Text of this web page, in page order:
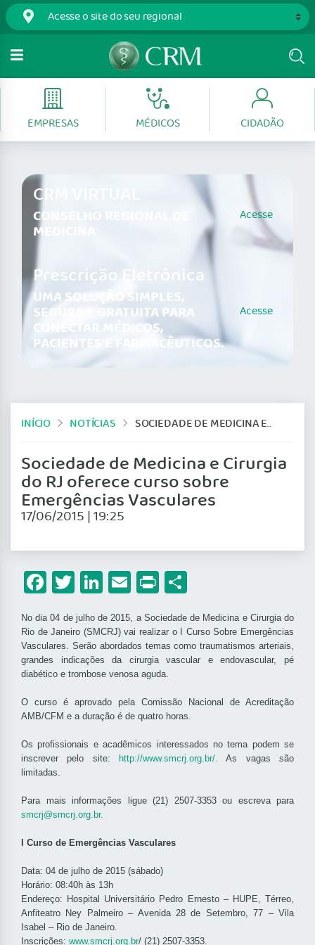
EMPRESAS MÉDICOS CIDADÃO
CRM VIRTUAL
CONSELHO REGIONAL DE
MEDICINA
Acesse
Prescrição Eletrônica
UMA SOLUÇÃO SIMPLES,
SEGURA E GRATUITA PARA
CONECTAR MÉDICOS,
PACIENTES E FARMACÊUTICOS.
Acesse
INÍCIO NOTÍCIAS SOCIEDADE DE MEDICINA E CIRURGIA DO RJ OFERECE CURSO SOBRE EMERGÊNCIAS VASCULARES
Sociedade de Medicina e Cirurgia
do RJ oferece curso sobre
Emergências Vasculares
17/06/2015 | 19:25
Facebook
Twitter
LinkedIn
Email
Print
No dia 04 de julho de 2015, a Sociedade de Medicina e Cirurgia do
Rio de Janeiro (SMCRJ) vai realizar o I Curso Sobre Emergências
Vasculares. Serão abordados temas como traumatismos arteriais,
grandes indicações da cirurgia vascular e endovascular, pé
diabético e trombose venosa aguda.
O curso é aprovado pela Comissão Nacional de Acreditação
AMB/CFM e a duração é de quatro horas.
Os profissionais e acadêmicos interessados no tema podem se
inscrever pelo site:
http://www.smcrj.org.br/. As vagas são
limitadas.
Para mais informações ligue (21) 2507-3353 ou escreva para
smcrj@smcrj.org.br.
I Curso de Emergências Vasculares
Data: 04 de julho de 2015 (sábado)
Horário: 08:40h às 13h
Endereço: Hospital Universitário Pedro Ernesto – HUPE, Térreo,
Anfiteatro Ney Palmeiro – Avenida 28 de Setembro, 77 – Vila
Isabel – Rio de Janeiro.
Inscrições: www.smcrj.org.br/ (21) 2507-3353.